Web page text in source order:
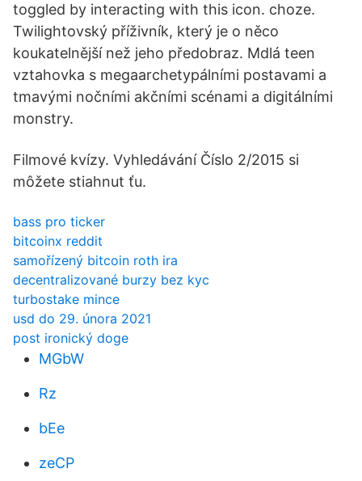
toggled by interacting with this icon. choze.
Twilightovský příživník, který je o něco
koukatelnější než jeho předobraz. Mdlá teen
vztahovka s megaarchetypálními postavami a
tmavými nočními akčními scénami a digitálními
monstry.
Filmové kvízy. Vyhledávání Číslo 2/2015 si
môžete stiahnut ťu.
bass pro ticker
bitcoinx reddit
samořízený bitcoin roth ira
decentralizované burzy bez kyc
turbostake mince
usd do 29. února 2021
post ironický doge
MGbW
Rz
bEe
zeCP